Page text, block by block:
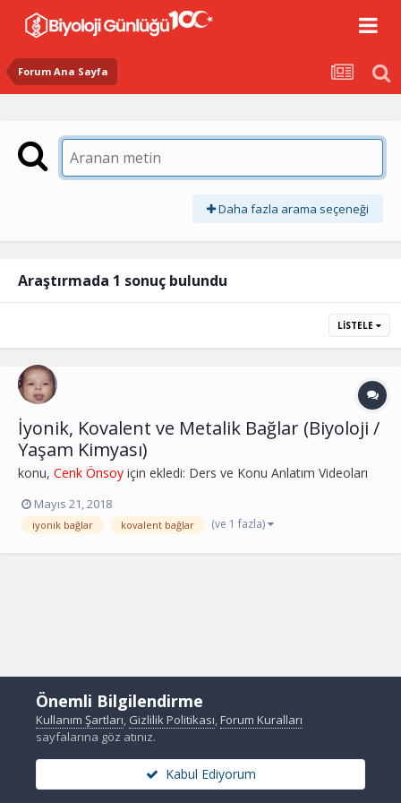
Forum Ana Sayfa
Daha fazla arama seçeneği
Araştırmada 1 sonuç bulundu
LISTELE
İyonik, Kovalent ve Metalik Bağlar (Biyoloji /
Yaşam Kimyası)
konu, Cenk Önsoy için ekledi: Ders ve Konu Anlatım Videoları
Mayıs 21, 2018
iyonik bağlar kovalent bağlar (ve 1 fazla)
Önemli Bilgilendirme
Kullanım Şartları, Gizlilik Politikası,Forum Kuralları
sayfalarına göz atınız.
Kabul Ediyorum